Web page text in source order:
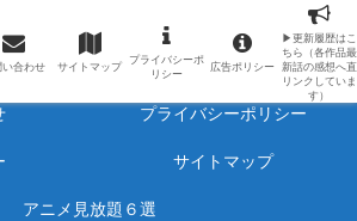
と感想をネタバレ有りで毎日更新しています。
プロフィール
プライバシーポリシー
サイトマップ
アニメ見放題６選
い合わせ サイトマップ
プライバシーポ
リシー
広告ポリシー
▶更新履歴はこ
ちら（各作品最
新話の感想へ直
リンクしていま
す）